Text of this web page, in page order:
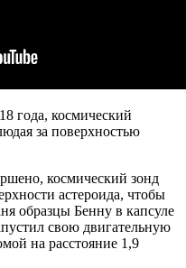
года, космический
за поверхностью
космический зонд
астероида, чтобы
образцы Бенну в капсуле
свою двигательную
на расстояние 1,9